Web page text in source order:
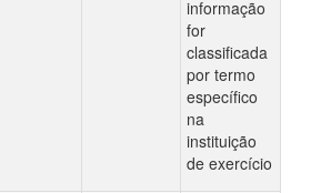
informação
for
classificada
por termo
específico
na
instituição
de exercício